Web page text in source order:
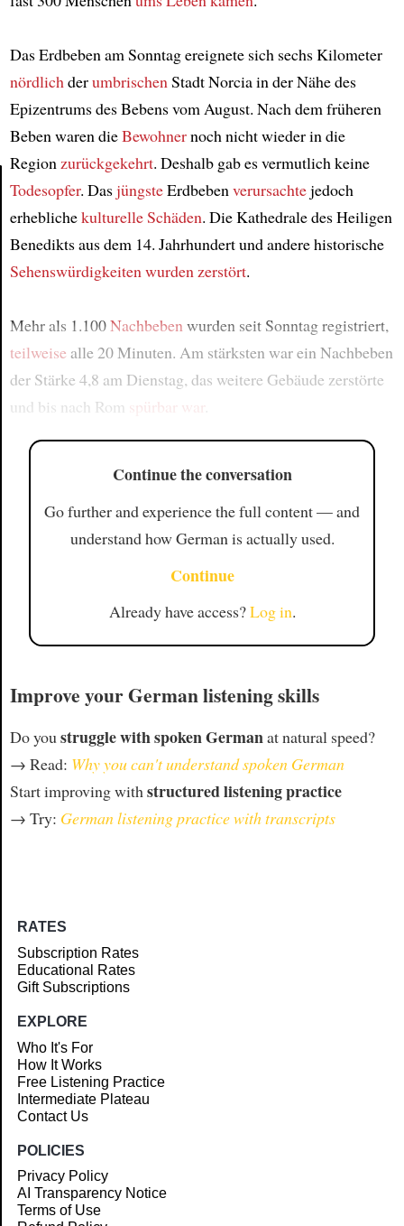
Article
Das Erdbeben am Sonntag ereignete sich sechs Kilometer
nördlichderumbrischenStadt Norcia in der Nähe des
Epizentrums des Bebens vom August. Nach dem früheren
Beben waren dieBewohnernoch nicht wieder in die
Regionzurückgekehrt. Deshalb gab es vermutlich keine
Todesopfer. DasjüngsteErdbebenverursachtejedoch
erheblichekulturelle Schäden. Die Kathedrale des Heiligen
Benedikts aus dem 14. Jahrhundert und andere historische
Sehenswürdigkeitenwurden zerstört.
Mehr als 1.100Nachbebenwurden seit Sonntag registriert,
teilweisealle 20 Minuten. Am stärksten war ein Nachbeben
der Stärke 4,8 am Dienstag, das weitere Gebäude zerstörte
und bis nach Rom spürbar war
Continue the conversation
Go further and experience the full content — and
understand how German is actually used.
Continue
Already have access?Log in.
Improve your German listening skills
Do you struggle with spoken Germanat natural speed?
→ Read: Why you can't understand spoken German
Start improving with structured listening practice
→ Try: German listening practice with transcripts
RATES
Subscription Rates
Educational Rates
Gift Subscriptions
EXPLORE
Who It's For
How It Works
Free Listening Practice
Intermediate Plateau
Contact Us
POLICIES
Privacy Policy
AI Transparency Notice
Terms of Use